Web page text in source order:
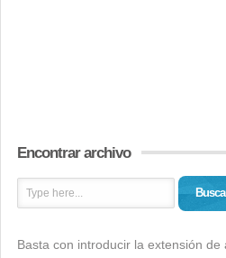
Encontrar archivo
Basta con introducir la extensión de